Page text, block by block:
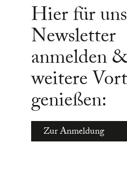
Hier für
Newsletter
anmelden
weitere
genießen:
Zur Anmeldung